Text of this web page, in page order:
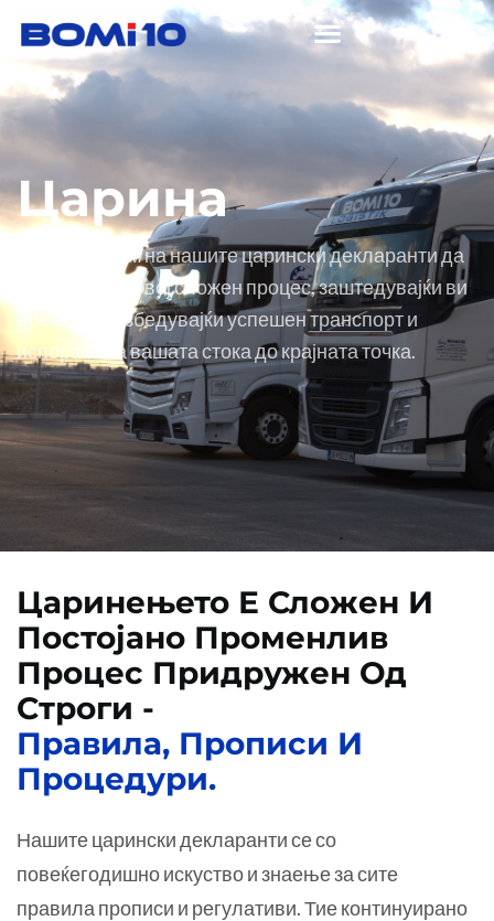
Царина
Дозволете им на нашите царински декларанти да
ве водат низ овој сложен процес, заштедувајќи ви
време и обезбедувајќи успешен транспорт и
испорака на вашата стока до крајната точка.
Царинењето Е Сложен И
Постојано Променлив
Процес Придружен Од
Строги -
Правила, Прописи И
Процедури.
Нашите царински декларанти се со
повеќегодишно искуство и знаење за сите
правила прописи и регулативи. Тие континуирано